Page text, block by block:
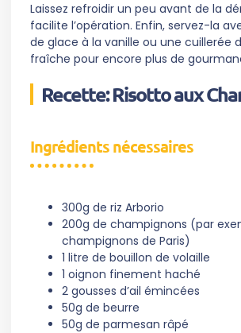
Laissez refroidir un peu avant de la
facilite l’opération. Enfin, servez-la
de glace à la vanille ou une cuillerée
fraîche pour encore plus de
Recette: Risotto aux
Ingrédients nécessaires
300g de riz Arborio
200g de champignons (par
champignons de Paris)
1 litre de bouillon de volaille
1 oignon finement haché
2 gousses d’ail émincées
50g de beurre
50g de parmesan râpé